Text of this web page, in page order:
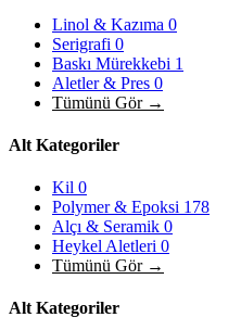
Linol & Kazıma 0
Serigrafi 0
Baskı Mürekkebi 1
Aletler & Pres 0
Tümünü Gör →
Alt Kategoriler
Kil 0
Polymer & Epoksi 178
Alçı & Seramik 0
Heykel Aletleri 0
Tümünü Gör →
Alt Kategoriler